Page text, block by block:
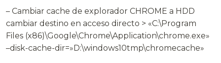
– Cambiar cache de explorador CHROME a HDD
cambiar destino en acceso directo > «C:\Program
Files (x86)\Google\Chrome\Application\chrome.exe»
–disk-cache-dir=»D:\windows10tmp\chromecache»